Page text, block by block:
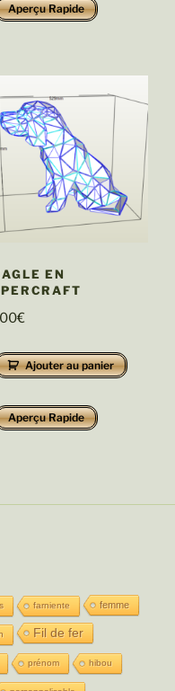
Aperçu Rapide
EN
€
Ajouter au panier
Aperçu Rapide
farniente femme
Fil de fer
prénom hibou